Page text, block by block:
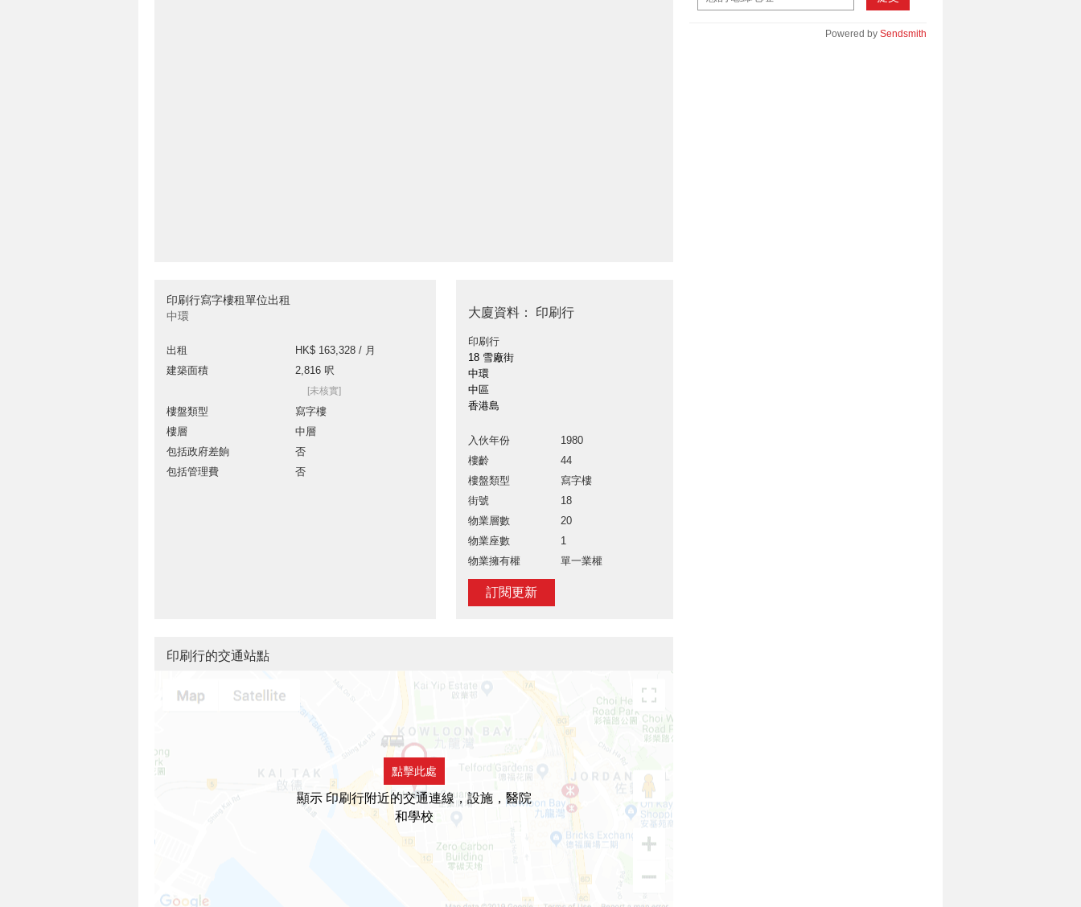
印刷行寫字樓租單位出租
中環
出租
HK$ 163,328 / 月
建築面積
2,816 呎
[未核實]
樓盤類型
寫字樓
樓層
中層
包括政府差餉
否
包括管理費
否
大廈資料： 印刷行
印刷行
18 雪廠街
中環
中區
香港島
入伙年份
1980
樓齡
44
樓盤類型
寫字樓
街號
18
物業層數
20
物業座數
1
物業擁有權
單一業權
訂閱更新
Powered by Sendsmith
印刷行的交通站點
點擊此處
顯示 印刷行附近的交通連線，設施，醫院
和學校